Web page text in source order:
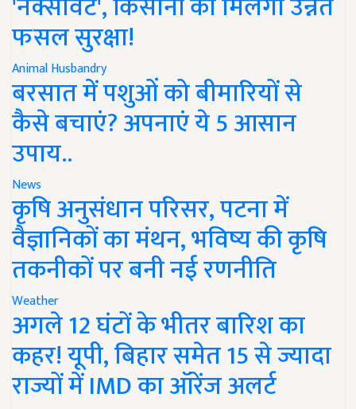
फसल सुरक्षा!
Animal Husbandry
बरसात में पशुओं को बीमारियों से
कैसे बचाएं? अपनाएं ये 5 आसान
उपाय..
News
कृषि अनुसंधान परिसर, पटना में
वैज्ञानिकों का मंथन, भविष्य की कृषि
तकनीकों पर बनी नई रणनीति
Weather
अगले 12 घंटों के भीतर बारिश का
कहर! यूपी, बिहार समेत 15 से ज्यादा
राज्यों में IMD का ऑरेंज अलर्ट